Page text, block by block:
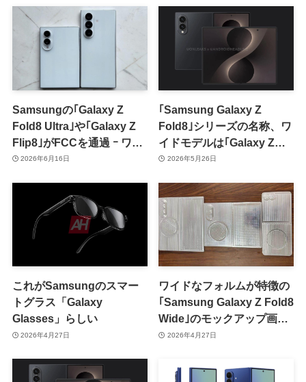
Samsungの｢Galaxy Z
Fold8 Ultra｣や｢Galaxy Z
Flip8｣がFCCを通過 ｰ ワイ
ドモデルの｢Galaxy Z
2026年6月16日
｢Samsung Galaxy Z
Fold8｣シリーズの名称、ワ
イドモデルは｢Galaxy Z
Fold8｣で｢Galaxy Z Fold7｣
Fold8 Ultra｣に?!
2026年5月26日
これがSamsungのスマー
トグラス「Galaxy
Glasses」らしい
2026年4月27日
ワイドなフォルムが特徴の
｢Samsung Galaxy Z Fold8
Wide｣のモックアップ画像
が登場
2026年4月27日